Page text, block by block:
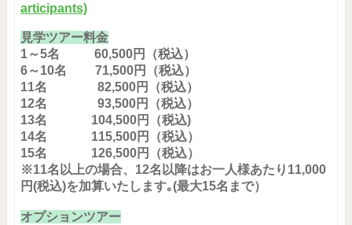
articipants)
見学ツアー料金
1～5名 60,500円（税込）
6～10名 71,500円（税込）
11名 82,500円（税込）
12名 93,500円（税込）
13名 104,500円（税込)
14名 115,500円（税込）
15名 126,500円（税込）
※11名以上の場合、12名以降はお一人様あたり11,000
円(税込)を加算いたします｡(最大15名まで）
オプションツアー